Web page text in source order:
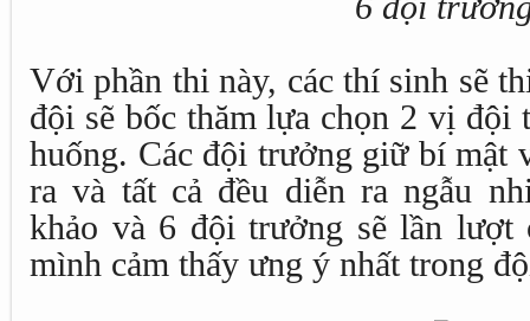
Với phần thi này, các thí sinh sẽ
đội sẽ bốc thăm lựa chọn 2 vị đội
huống. Các đội trưởng giữ bí mật
ra và tất cả đều diễn ra ngẫu
khảo và 6 đội trưởng sẽ lần
mình cảm thấy ưng ý nhất trong